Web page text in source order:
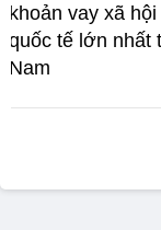
khoản vay xã
quốc tế lớn nhất
Nam